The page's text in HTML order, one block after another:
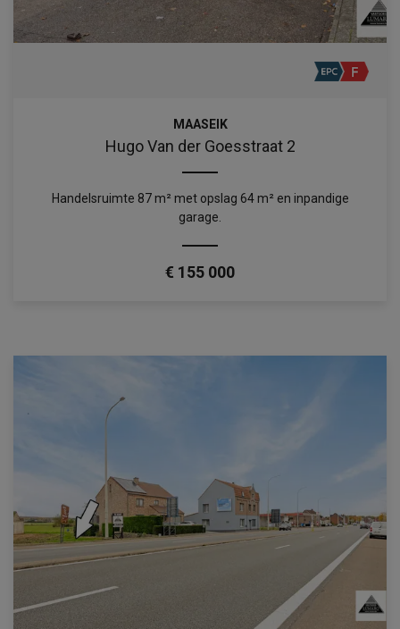
MAASEIK
Hugo Van der Goesstraat 2
Handelsruimte 87 m² met opslag 64 m² en inpandige
garage.
€ 155 000